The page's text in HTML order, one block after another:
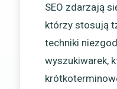
SEO zdarzają
którzy stosują
techniki
wyszukiwarek,